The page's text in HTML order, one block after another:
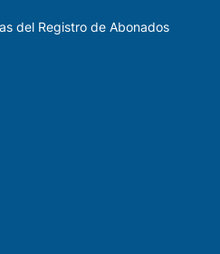
del Registro de Abonados